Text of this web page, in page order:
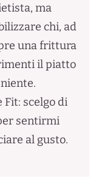
ma
chi, ad
una frittura
il piatto
Fit: scelgo di
sentirmi
al gusto.